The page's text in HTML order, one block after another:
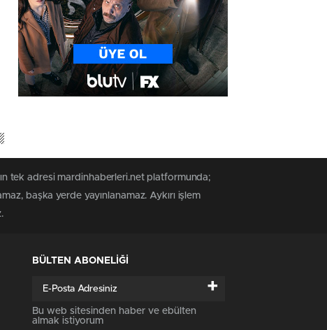
tek adresi mardinhaberleri.net platformunda;
başka yerde yayınlanamaz. Aykırı işlem
BÜLTEN ABONELİĞİ
+
Bu web sitesinden haber ve ebülten
almak istiyorum